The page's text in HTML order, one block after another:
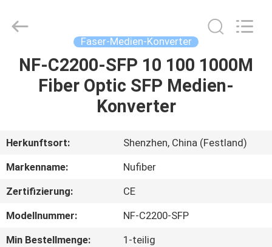
HAUS
ÜBER
UNS
FABRIK-
AUSFLUG
Rights
Faser-Medien-Konverter
NF-C2200-SFP 10 100 1000M
Fiber Optic SFP Medien-
Konverter
Herkunftsort:
Shenzhen, China (Festland)
Markenname:
Nufiber
Zertifizierung:
CE
Modellnummer:
NF-C2200-SFP
Min Bestellmenge:
1-teilig